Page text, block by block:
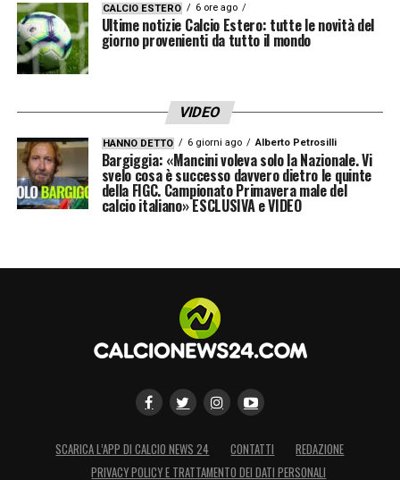
CALCIO ESTERO 6 ore ago
Ultime notizie Calcio Estero: tutte le novità del
giorno provenienti da tutto il mondo
VIDEO
HANNO DETTO 6 giorni ago Alberto Petrosilli
Bargiggia: «Mancini voleva solo la Nazionale. Vi
svelo cosa è successo davvero dietro le quinte
della FIGC. Campionato Primavera male del
calcio italiano» ESCLUSIVA e VIDEO
SCARICA L’APP DI CALCIO NEWS 24 CONTATTI
REDAZIONE
PRIVACY POLICY E TRATTAMENTO DEI DATI PERSONALI